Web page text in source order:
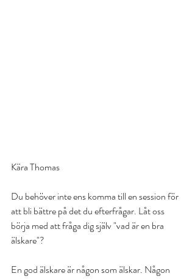
Kära Thomas
Du behöver inte ens komma till en session för
att bli bättre på det du efterfrågar. Låt oss
börja med att fråga dig själv "vad är en bra
älskare"?
En god älskare är någon som älskar. Någon